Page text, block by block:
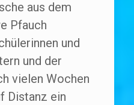
aus dem
Pfauch
und
und der
vielen Wochen
Distanz ein